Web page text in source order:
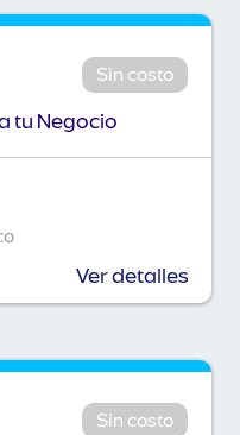
Sin costo
tu Negocio
Ver detalles
Sin costo